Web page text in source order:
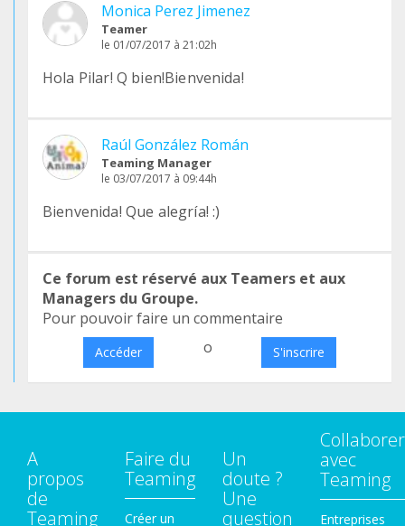
Monica Perez Jimenez
Teamer
le 01/07/2017 à 21:02h
Hola Pilar! Q bien!Bienvenida!
Raúl González Román
Teaming Manager
le 03/07/2017 à 09:44h
Bienvenida! Que alegría! :)
Ce forum est réservé aux Teamers et aux
Managers du Groupe.
Pour pouvoir faire un commentaire
Accéder o S'inscrire
A
propos
de
Teaming
Faire du
Teaming
Créer un
Un
doute ?
Une
question
Collaborer
avec
Teaming
Entreprises